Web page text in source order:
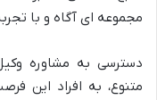
مجموعه ای آگاه و با
دسترسی به مشاوره
متنوع، به افراد این